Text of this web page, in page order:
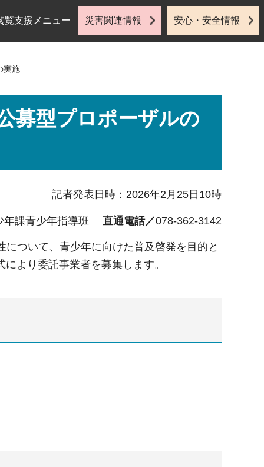
覧支援メニュー 災害関連情報 安心・安全情報
実施
募型プロポーザルの
記者発表日時：2026年2月25日10時
年課青少年指導班 直通電話／078-362-3142
ついて、青少年に向けた普及啓発を目的と
より委託事業者を募集します。